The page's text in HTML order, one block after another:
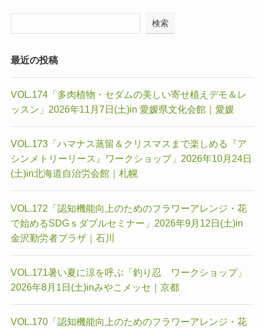
検索
最近の投稿
VOL.174「多肉植物・セダムの美しい寄せ植えデモ＆レ
ッスン」2026年11月7日(土)in 愛媛県文化会館｜愛媛
VOL.173「ハマナス蒸留＆クリスマスまで楽しめる『ア
シンメトリーリース』ワークショップ」2026年10月24日
(土)in北海道自治労会館｜札幌
VOL.172「認知機能向上のためのフラワーアレンジ・花
で始めるSDGｓダブルセミナー」2026年9月12日(土)in
金沢勤労者プラザ｜石川
VOL.171暑い夏に涼を呼ぶ「釣り忍 ワークショップ」
2026年8月1日(土)inみやこメッセ｜京都
VOL.170「認知機能向上のためのフラワーアレンジ・花